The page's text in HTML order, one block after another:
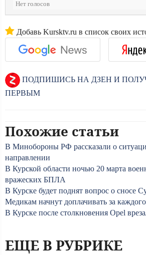
Нет голосов
Добавь Kursktv.ru в список своих
ПОДПИШИСЬ НА ДЗЕН И
ПЕРВЫМ
Похожие статьи
В Минобороны РФ рассказали о
направлении
В Курской области ночью 20 марта
вражеских БПЛА
В Курске будет поднят вопрос о сносе
Медикам начнут доплачивать за
В Курске после столкновения Opel
ЕЩЕ В РУБРИКЕ